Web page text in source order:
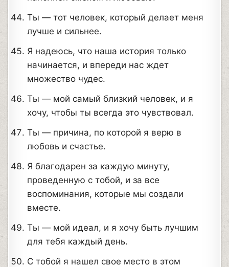
Ты — тот человек, который делает меня
лучше и сильнее.
Я надеюсь, что наша история только
начинается, и впереди нас ждет
множество чудес.
Ты — мой самый близкий человек, и я
хочу, чтобы ты всегда это чувствовал.
Ты — причина, по которой я верю в
любовь и счастье.
Я благодарен за каждую минуту,
проведенную с тобой, и за все
воспоминания, которые мы создали
вместе.
Ты — мой идеал, и я хочу быть лучшим
для тебя каждый день.
С тобой я нашел свое место в этом